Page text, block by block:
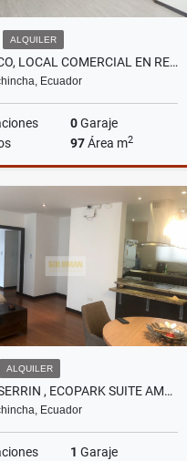
ALQUILER
TUMBACO, LOCAL COMERCIAL EN RENTA, 97M2
Ecuador
0Garaje
97Área m2
US$950
ALQUILER
MONTESERRIN , ECOPARK SUITE AMOBLADA EN RENTA, 90M2, 1 HABITACIÓN
Ecuador
1 Garaje